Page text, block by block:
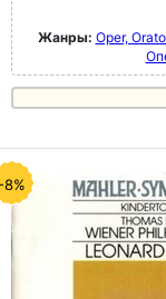
Жанры: Oper,
8%